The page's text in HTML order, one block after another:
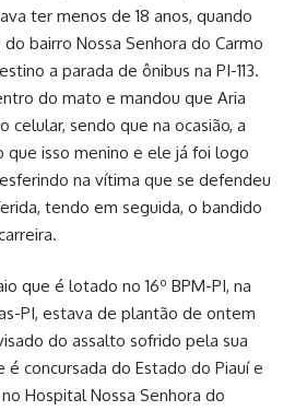
ter menos de 18 anos, quando
bairro Nossa Senhora do Carmo
a parada de ônibus na PI-113.
do mato e mandou que Aria
celular, sendo que na ocasião, a
isso menino e ele já foi logo
na vítima que se defendeu
tendo em seguida, o bandido
que é lotado no 16º BPM-PI, na
PI, estava de plantão de ontem
do assalto sofrido pela sua
é concursada do Estado do Piauí e
Hospital Nossa Senhora do